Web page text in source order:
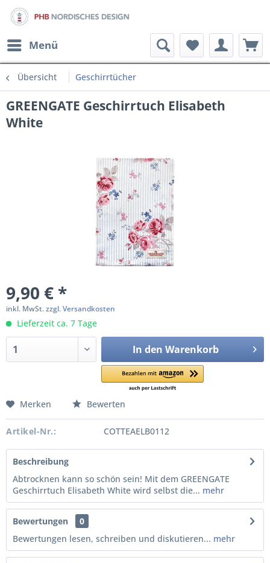
Menü
Übersicht Geschirrtücher
GREENGATE Geschirrtuch Elisabeth
White
9,90 € *
inkl. MwSt.zzgl. Versandkosten
Lieferzeit ca. 7 Tage
In den Warenkorb
Merken Bewerten
Artikel-Nr.: COTTEAELB0112
Beschreibung
Abtrocknen kann so schön sein! Mit dem GREENGATE
Geschirrtuch Elisabeth White wird selbst die... mehr
Bewertungen
0
Bewertungen lesen, schreiben und diskutieren... mehr